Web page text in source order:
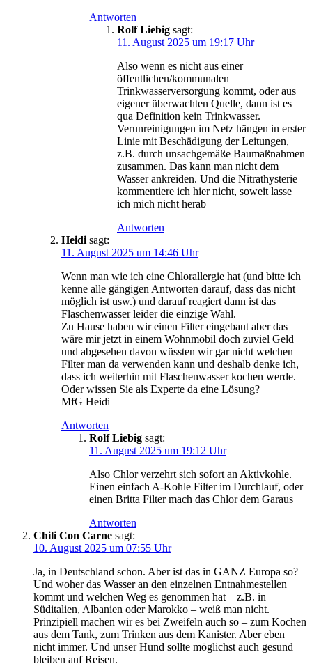
Antworten
Rolf Liebig sagt:
11. August 2025 um 19:17 Uhr
Also wenn es nicht aus einer
öffentlichen/kommunalen
Trinkwasserversorgung kommt, oder aus
eigener überwachten Quelle, dann ist es
qua Definition kein Trinkwasser.
Verunreinigungen im Netz hängen in erster
Linie mit Beschädigung der Leitungen,
z.B. durch unsachgemäße Baumaßnahmen
zusammen. Das kann man nicht dem
Wasser ankreiden. Und die Nitrathysterie
kommentiere ich hier nicht, soweit lasse
ich mich nicht herab
Antworten
Heidi sagt:
11. August 2025 um 14:46 Uhr
Wenn man wie ich eine Chlorallergie hat (und bitte ich
kenne alle gängigen Antworten darauf, dass das nicht
möglich ist usw.) und darauf reagiert dann ist das
Flaschenwasser leider die einzige Wahl.
Zu Hause haben wir einen Filter eingebaut aber das
wäre mir jetzt in einem Wohnmobil doch zuviel Geld
und abgesehen davon wüssten wir gar nicht welchen
Filter man da verwenden kann und deshalb denke ich,
dass ich weiterhin mit Flaschenwasser kochen werde.
Oder wissen Sie als Experte da eine Lösung?
MfG Heidi
Antworten
Rolf Liebig sagt:
11. August 2025 um 19:12 Uhr
Also Chlor verzehrt sich sofort an Aktivkohle.
Einen einfach A-Kohle Filter im Durchlauf, oder
einen Britta Filter mach das Chlor dem Garaus
Antworten
Chili Con Carne sagt:
10. August 2025 um 07:55 Uhr
Ja, in Deutschland schon. Aber ist das in GANZ Europa so?
Und woher das Wasser an den einzelnen Entnahmestellen
kommt und welchen Weg es genommen hat – z.B. in
Süditalien, Albanien oder Marokko – weiß man nicht.
Prinzipiell machen wir es bei Zweifeln auch so – zum Kochen
aus dem Tank, zum Trinken aus dem Kanister. Aber eben
nicht immer. Und unser Hund sollte möglichst auch gesund
bleiben auf Reisen.